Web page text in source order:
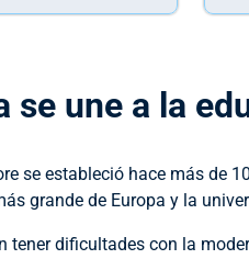
se une a la
se estableció hace más de
grande de Europa y la
tener dificultades con la